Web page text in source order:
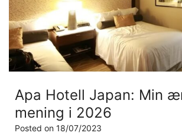
Apa Hotell Japan: Min
mening i 2026
Posted on 18/07/2023